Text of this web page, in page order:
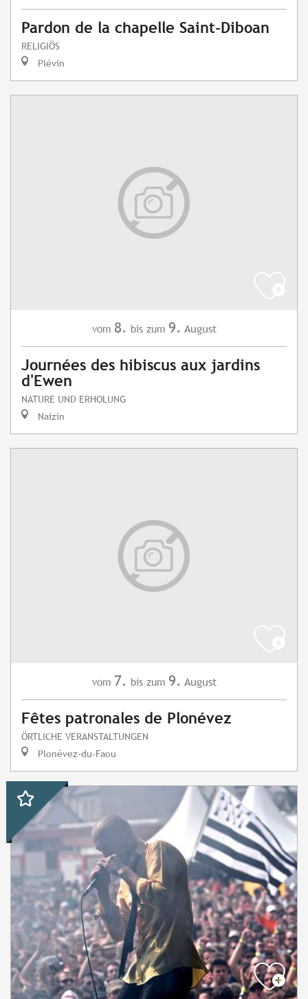
Pardon de la chapelle Saint-Diboan
RELIGIÖS
Plévin
vom 8. bis zum 9. August
Journées des hibiscus aux jardins
d'Ewen
NATURE UND ERHOLUNG
Naizin
vom 7. bis zum 9. August
Fêtes patronales de Plonévez
ÖRTLICHE VERANSTALTUNGEN
Plonévez-du-Faou